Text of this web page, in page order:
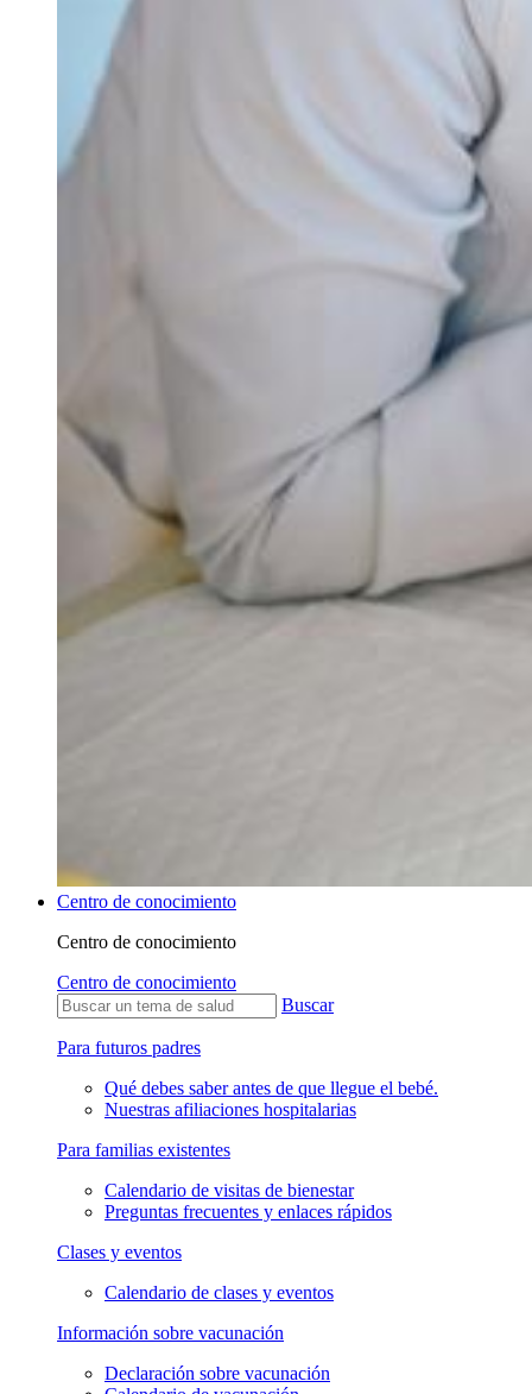
Centro de conocimiento
Centro de conocimiento
Centro de conocimiento
Buscar
Para futuros padres
Qué debes saber antes de que llegue el bebé.
Nuestras afiliaciones hospitalarias
Para familias existentes
Calendario de visitas de bienestar
Preguntas frecuentes y enlaces rápidos
Clases y eventos
Calendario de clases y eventos
Información sobre vacunación
Declaración sobre vacunación